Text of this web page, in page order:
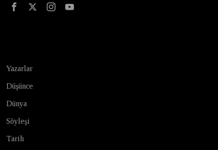
Yazarlar
Düşünce
Dünya
Söyleşi
Tarih